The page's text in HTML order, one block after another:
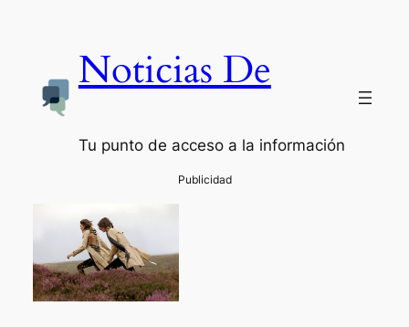
Noticias De
Tu punto de acceso a la información